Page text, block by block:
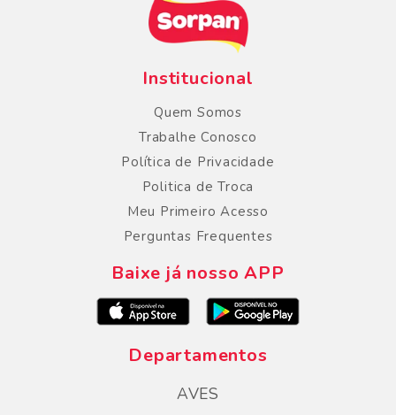
Institucional
Quem Somos
Trabalhe Conosco
Política de Privacidade
Politica de Troca
Meu Primeiro Acesso
Perguntas Frequentes
Baixe já nosso APP
Departamentos
AVES